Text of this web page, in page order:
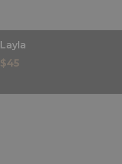
Layla
$45